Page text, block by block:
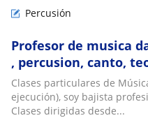
Percusión
Profesor de musica
, percusion, canto,
a todos los niveles
Clases particulares de
ejecución), soy bajista
Clases dirigidas desde...